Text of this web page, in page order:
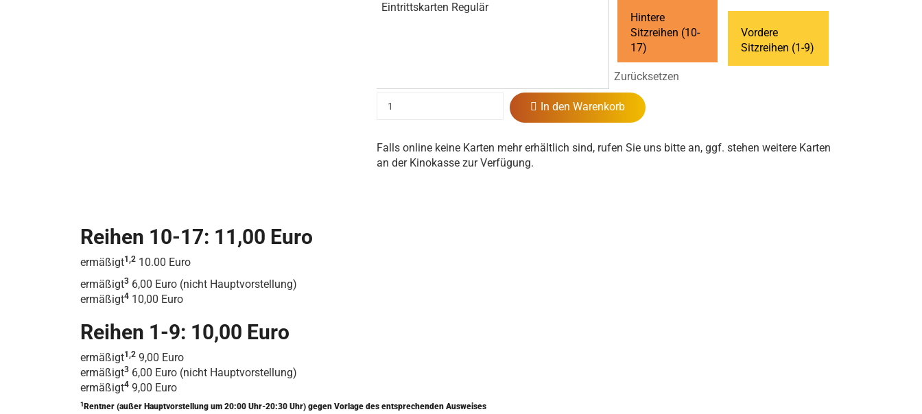
Eintrittskarten Regulär
Hintere
Sitzreihen (10-
17)
Vordere
Sitzreihen (1-9)
Zurücksetzen
In den Warenkorb
Falls online keine Karten mehr erhältlich sind, rufen Sie uns bitte an, ggf. stehen weitere Karten
an der Kinokasse zur Verfügung.
Reihen 10-17: 11,00 Euro
ermäßigt1,2 10.00 Euro
ermäßigt3 6,00 Euro (nicht Hauptvorstellung)
ermäßigt4 10,00 Euro
Reihen 1-9: 10,00 Euro
ermäßigt1,2 9,00 Euro
ermäßigt3 6,00 Euro (nicht Hauptvorstellung)
ermäßigt4 9,00 Euro
1 Rentner (außer Hauptvorstellung um 20:00 Uhr-20:30 Uhr) gegen Vorlage des entsprechenden Ausweises